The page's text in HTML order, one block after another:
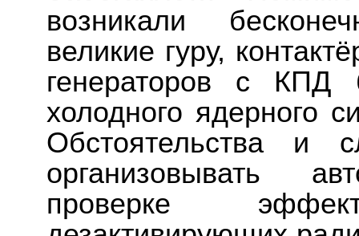
возникали
великие гуру,
генераторов с КПД
холодного ядерного
Обстоятельства и
организовывать
проверке